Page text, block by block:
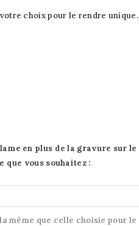
choix pour le rendre unique.
en plus de la gravure sur le
que vous souhaitez :
même que celle choisie pour le